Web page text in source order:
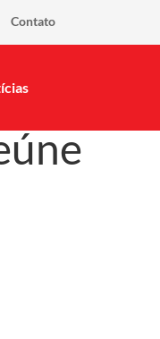
Contato